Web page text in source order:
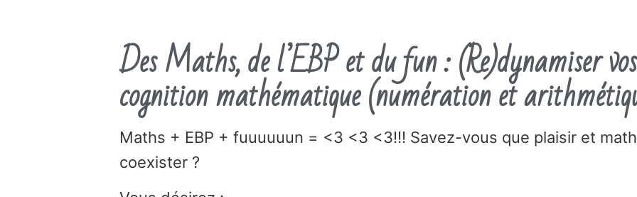
Des Maths, de l’EBP et du fun : (Re)dynamiser
cognition mathématique (numération et
Maths + EBP + fuuuuuun = <3 <3 <3!!! Savez-vous que plaisir et
coexister ?